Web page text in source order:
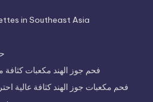
in Southeast Asia
فحم جوز الهند مكعبات كثافة
فحم مكعبات جوز الهند كثافة عالية